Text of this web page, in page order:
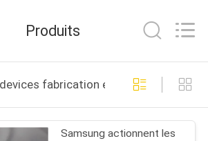
Produits
fabrication en ligne
Samsung actionnent les